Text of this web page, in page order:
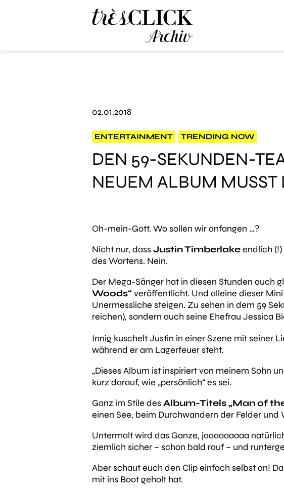
02.01.2018
ENTERTAINMENT TRENDING NOW
DEN 59-SEKUNDEN-
NEUEM ALBUM MUSST
Oh-mein-Gott. Wo sollen wir anfangen …?
Nicht nur, dassJustin Timberlakeendlich
des Wartens. Nein.
Der Mega-Sänger hat in diesen Stunden auch
Woods“ veröffentlicht. Und alleine dieser
Unermessliche steigen. Zu sehen in dem 59
reichen), sondern auch seine Ehefrau Jessica
Innig kuschelt Justin in einer Szene mit seiner
während er am Lagerfeuer steht.
„Dieses Album ist inspiriert von meinem Sohn
kurz darauf, wie „persönlich“ es sei.
Ganz im Stile desAlbum-Titels „Man of
einen See, beim Durchwandern der Felder und
Untermalt wird das Ganze, jaaaaaaaaa
ziemlich sicher – schon bald rauf – und
Aber schaut euch den Clip einfach selbst an!
mit ins Boot geholt hat.